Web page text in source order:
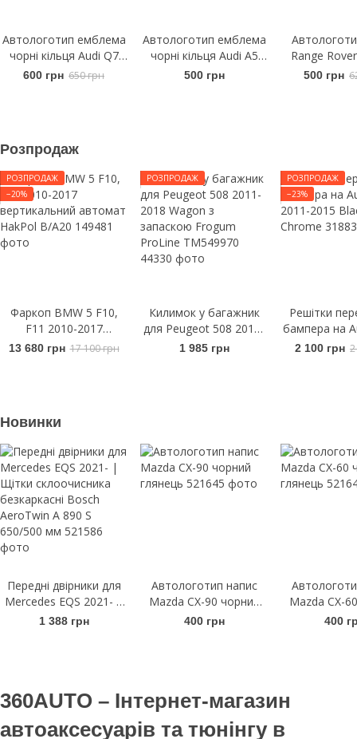
Автологотип емблема
чорні кільця Audi Q7
2015- Black Edition в
600 грн 650 грн
Автологотип емблема
чорні кільця Audi A5
2016- Sportback на
500 грн
Range
L538
500 грн
Розпродаж
РОЗПРОДАЖ
−20%
Фаркоп BMW 5 F10,
F11 2010-2017
вертикальний автомат
13 680 грн 17 100 грн
РОЗПРОДАЖ
Килимок у багажник
для Peugeot 508 2011-
2018 Wagon з
1 985 грн
РОЗПРОДАЖ
−23%
Решітки
бампера на
2011-
2 100 грн
Новинки
Передні двірники для
Mercedes EQS 2021- |
Щітки склоочисника
1 388 грн
Автологотип напис
Mazda CX-90 чорний
глянець
400 грн
Mazda CX-
400
360AUTO – Інтернет-магазин
автоаксесуарів та тюнінгу в